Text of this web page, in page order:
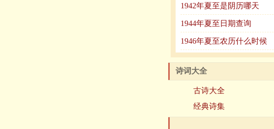
1942年夏至是阴历哪天
1944年夏至日期查询
1946年夏至农历什么时候
诗词大全
古诗大全
经典诗集